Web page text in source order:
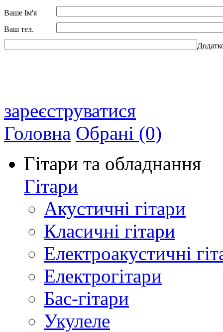
Ваше Ім'я
Ваш тел.
зареєструватися
Головна Обрані (0)
Гітари та обладнання
Гітари
Акустичні гітари
Класичні гітари
Електроакустичні
Електрогітари
Бас-гітари
Укулеле